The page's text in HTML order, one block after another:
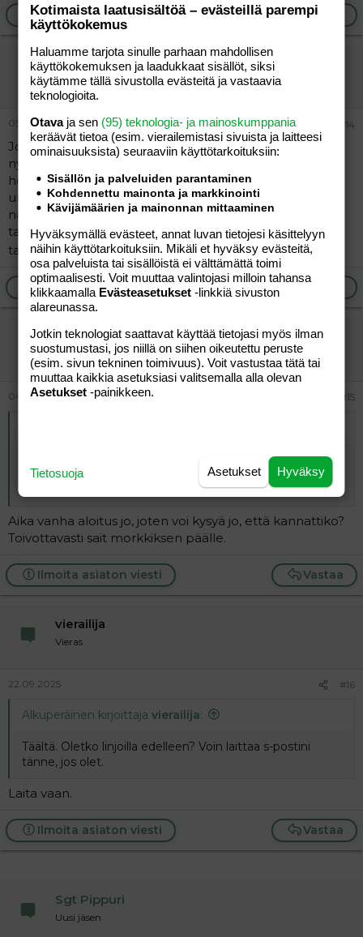
Vastaa
Ilmoita asiaton viesti
vierailija
Vieras
05.03.2024 #14
Jos vierasta haluat niin katso joku urheilija mies paini
nyrkkeily kilpailija ne ei jää roikkuu mut ne hoitaa
hommansa ja on asiassaan tekeviä. Tai joku muu kilpa
urheilija meinaa urheilijat hamuaa kultaa kaulaan ja
naista kaadetaan aina kun nainen hädässä apua
tarvitsee. Toiminnan miehiä voi kokeilla suorempaakin
tapaa kysyä
Vastaa
Ilmoita asiaton viesti
vierailija
Vieras
04.01.2025 #15
Mistä olisi paras etsiä miestä seksi kumppaniksi varatulle
Aika vanha aloitus jo, joten voi kysyä jo, että kannattiko?
Toivottavasti sait morkkiksen päälle.
Vastaa
Ilmoita asiaton viesti
vierailija
Vieras
22.09.2025 #16
Alkuperäinen kirjoittaja vierailija:
Täältä. Oletko linjoilla edelleen? Voin laittaa s-postini
tänne, jos olet.
Laita vaan.
Vastaa
Ilmoita asiaton viesti
Sgt Pippuri
Uusi jäsen
Kotimaista laatusisältöä – evästeillä parempi
käyttökokemus
Haluamme tarjota sinulle parhaan mahdollisen
käyttökokemuksen ja laadukkaat sisällöt, siksi
käytämme tällä sivustolla evästeitä ja vastaavia
teknologioita.
Otavaja sen (95) teknologia- ja mainoskumppania
keräävät tietoa (esim. vierailemis­tasi sivuista ja laitteesi
ominaisuuk­sista) seuraaviin käyttötarkoituksiin:
Sisällön ja palveluiden parantaminen
Kohdennettu mainonta ja markkinointi
Kävijämäärien ja mainonnan mittaaminen
Hyväksymällä evästeet, annat luvan tietojesi käsittelyyn
näihin käyttötarkoituksiin. Mikäli et hyväksy evästeitä,
osa palveluista tai sisällöistä ei välttämättä toimi
optimaalisesti. Voit muuttaa valintojasi milloin tahansa
klikkaamalla Evästeasetukset -linkkiä sivuston
alareunassa.
Jotkin teknologiat saattavat käyttää tietojasi myös ilman
suostumustasi, jos niillä on siihen oikeutettu peruste
(esim. sivun tekninen toimivuus). Voit vastustaa tätä tai
muuttaa kaikkia asetuksiasi valitsemalla alla olevan
Asetukset -painikkeen.
Hyväksy
Asetukset
Tietosuoja